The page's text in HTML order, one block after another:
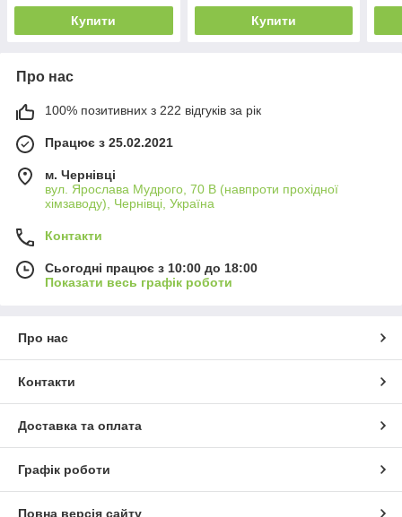
Купити Купити
Про нас
100% позитивних з 222 відгуків за рік
Працює з 25.02.2021
м. Чернівці
вул. Ярослава Мудрого, 70 В (навпроти прохідної
хімзаводу), Чернівці, Україна
Контакти
Сьогодні працює з 10:00 до 18:00
Показати весь графік роботи
Про нас
Контакти
Доставка та оплата
Графік роботи
Повна версія сайту